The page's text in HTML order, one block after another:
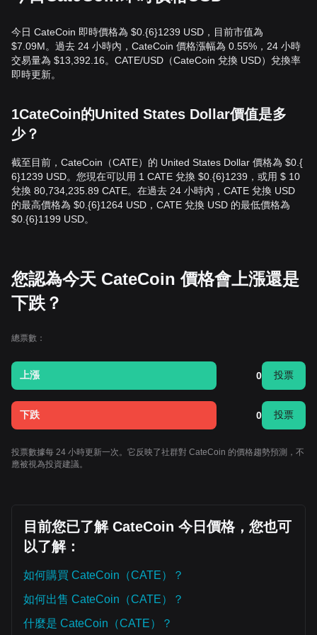
今日 CateCoin 即時價格為 $0.{​6}1239 USD，目前市值為
$7.09M。過去 24 小時內，CateCoin 價格漲幅為 0.55%，24 小時
交易量為 $13,392.16。CATE/USD（CateCoin 兌換 USD）兌換率
即時更新。
1CateCoin的United States Dollar價值是多
少？
截至目前，CateCoin（CATE）的 United States Dollar 價格為 $0.{​
6}1239 USD。您現在可以用 1 CATE 兌換 $0.{​6}1239，或用 $ 10
兌換 80,734,235.89 CATE。在過去 24 小時內，CATE 兌換 USD
的最高價格為 $0.{​6}1264 USD，CATE 兌換 USD 的最低價格為
$0.{​6}1199 USD。
您認為今天 CateCoin 價格會上漲還是
下跌？
總票數：
上漲 0 投票
下跌 0 投票
投票數據每 24 小時更新一次。它反映了社群對 CateCoin 的價格趨勢預測，不
應被視為投資建議。
目前您已了解 CateCoin 今日價格，您也可
以了解：
如何購買 CateCoin（CATE）？
如何出售 CateCoin（CATE）？
什麼是 CateCoin（CATE）？